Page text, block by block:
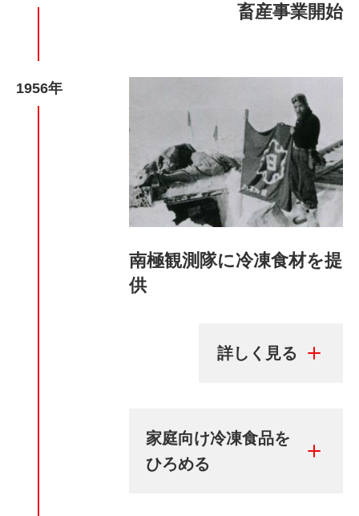
畜産事業開始
1956年
南極観測隊に冷凍食材を提
供
家庭向け冷凍食品を
ひろめる